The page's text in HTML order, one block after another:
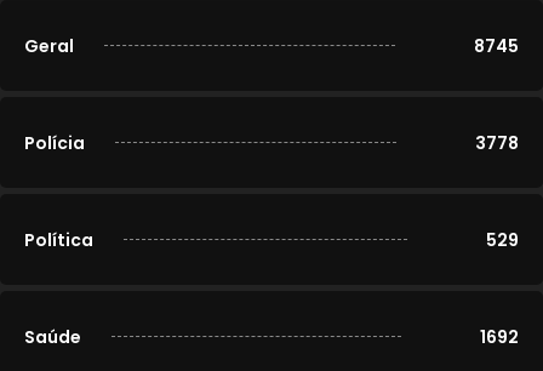
Geral 8745
Polícia 3778
Política 529
Saúde 1692